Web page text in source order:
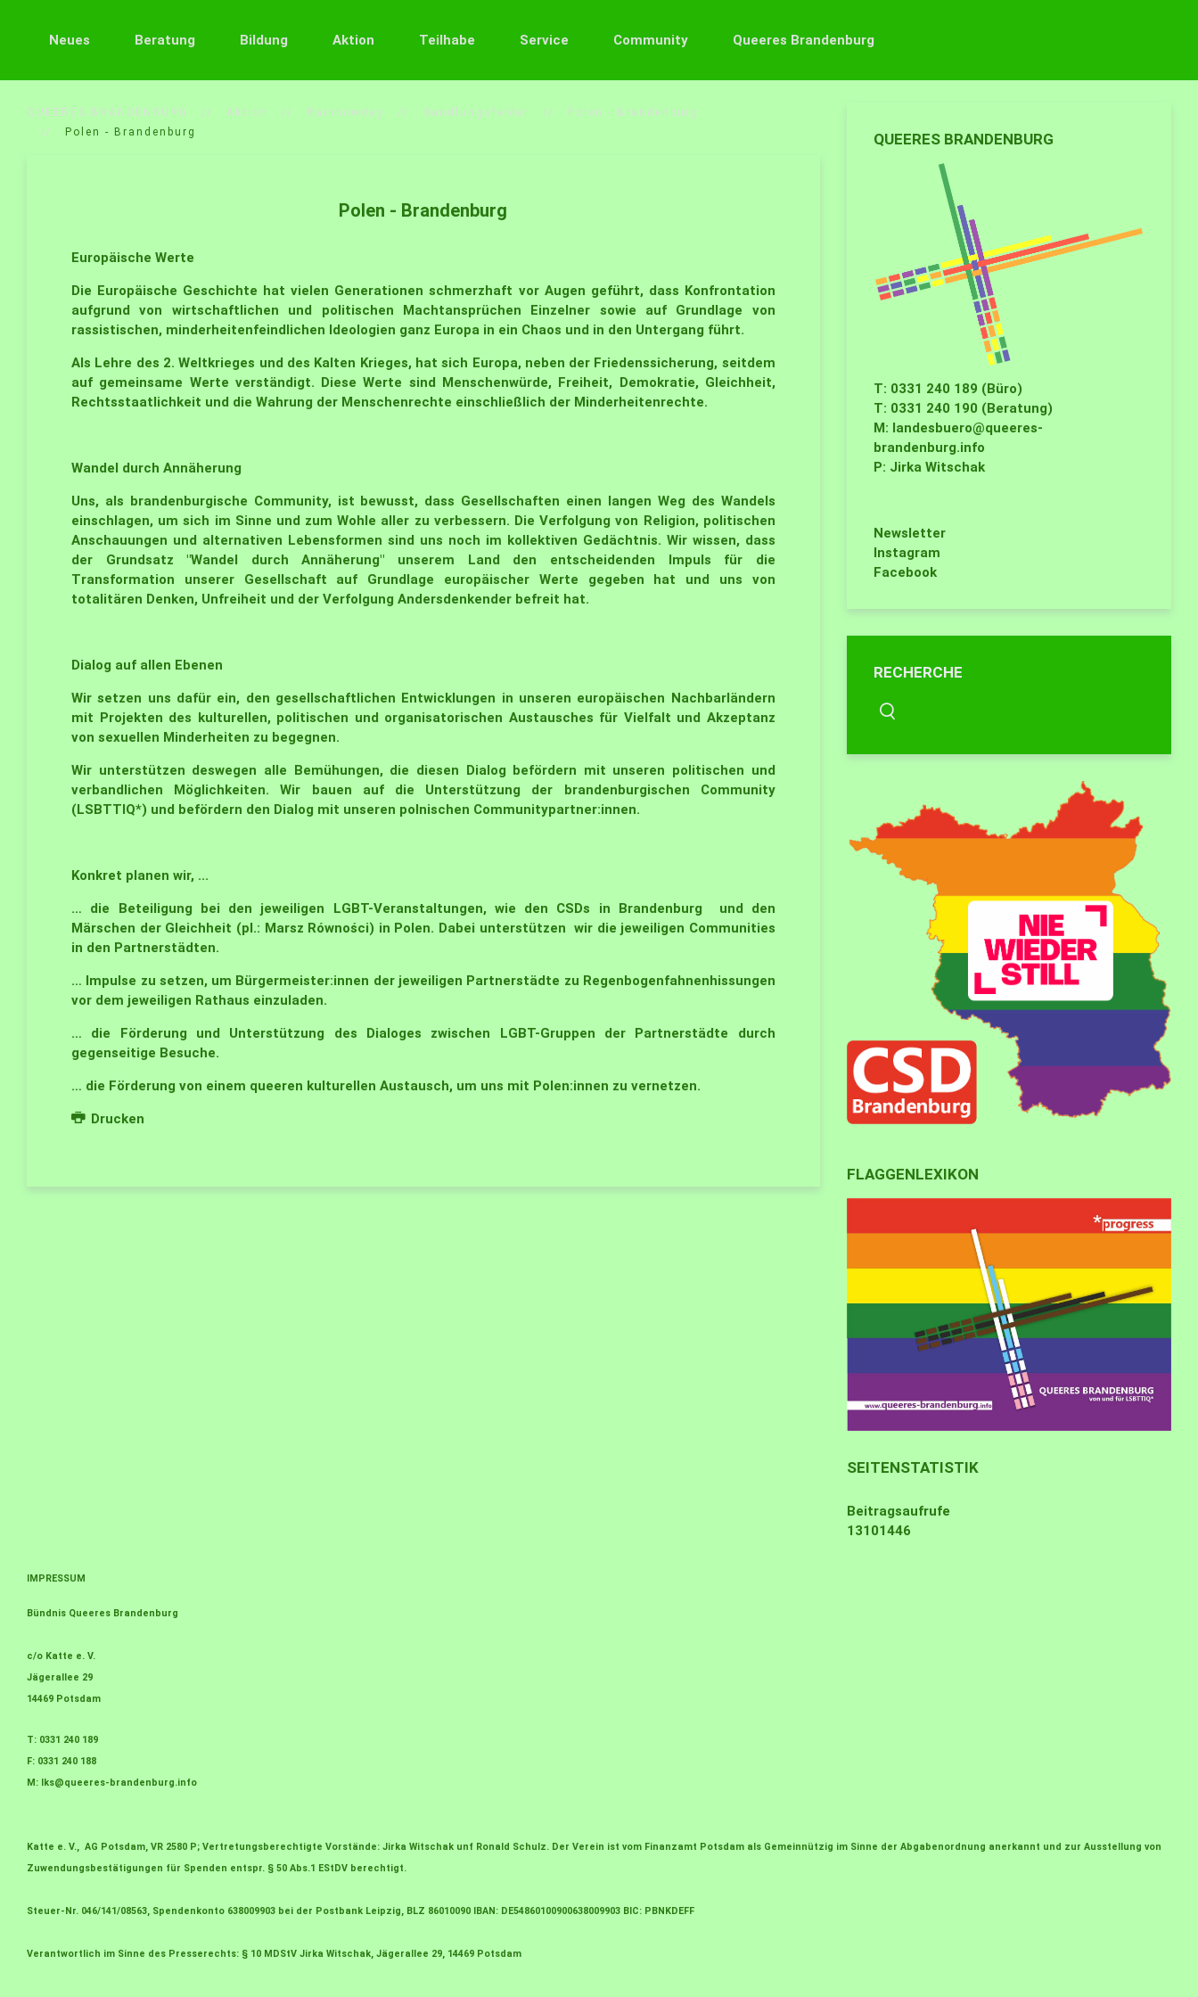
Neues Beratung Bildung Aktion Teilhabe Service Community Queeres Brandenburg
QUEERES BRANDENBURG Aktion Rainbowday Handlungsfelder
Polen - Brandenburg
Polen - Brandenburg
Polen - Brandenburg
Europäische Werte
Die Europäische Geschichte hat vielen Generationen schmerzhaft vor Augen geführt, dass Konfrontation
aufgrund von wirtschaftlichen und politischen Machtansprüchen Einzelner sowie auf Grundlage von
rassistischen, minderheitenfeindlichen Ideologien ganz Europa in ein Chaos und in den Untergang führt.
Als Lehre des 2. Weltkrieges und des Kalten Krieges, hat sich Europa, neben der Friedenssicherung, seitdem
auf gemeinsame Werte verständigt. Diese Werte sind Menschenwürde, Freiheit, Demokratie, Gleichheit,
Rechtsstaatlichkeit und die Wahrung der Menschenrechte einschließlich der Minderheitenrechte.
Wandel durch Annäherung
Uns, als brandenburgische Community, ist bewusst, dass Gesellschaften einen langen Weg des Wandels
einschlagen, um sich im Sinne und zum Wohle aller zu verbessern. Die Verfolgung von Religion, politischen
Anschauungen und alternativen Lebensformen sind uns noch im kollektiven Gedächtnis. Wir wissen, dass
der Grundsatz "Wandel durch Annäherung" unserem Land den entscheidenden Impuls für die
Transformation unserer Gesellschaft auf Grundlage europäischer Werte gegeben hat und uns von
totalitären Denken, Unfreiheit und der Verfolgung Andersdenkender befreit hat.
Dialog auf allen Ebenen
Wir setzen uns dafür ein, den gesellschaftlichen Entwicklungen in unseren europäischen Nachbarländern
mit Projekten des kulturellen, politischen und organisatorischen Austausches für Vielfalt und Akzeptanz
von sexuellen Minderheiten zu begegnen.
Wir unterstützen deswegen alle Bemühungen, die diesen Dialog befördern mit unseren politischen und
verbandlichen Möglichkeiten. Wir bauen auf die Unterstützung der brandenburgischen Community
(LSBTTIQ*) und befördern den Dialog mit unseren polnischen Communitypartner:innen.
Konkret planen wir, ...
… die Beteiligung bei den jeweiligen LGBT-Veranstaltungen, wie den CSDs in Brandenburg und den
Märschen der Gleichheit (pl.: Marsz Równości) in Polen. Dabei unterstützen wir die jeweiligen Communities
in den Partnerstädten.
… Impulse zu setzen, um Bürgermeister:innen der jeweiligen Partnerstädte zu Regenbogenfahnenhissungen
vor dem jeweiligen Rathaus einzuladen.
… die Förderung und Unterstützung des Dialoges zwischen LGBT-Gruppen der Partnerstädte durch
gegenseitige Besuche.
… die Förderung von einem queeren kulturellen Austausch, um uns mit Polen:innen zu vernetzen.
Drucken
QUEERES BRANDENBURG
T: 0331 240 189 (Büro)
T: 0331 240 190 (Beratung)
M: landesbuero@queeres-
brandenburg.info
P: Jirka Witschak
Newsletter
Instagram
Facebook
RECHERCHE
FLAGGENLEXIKON
SEITENSTATISTIK
Beitragsaufrufe
13101446
IMPRESSUM
Bündnis Queeres Brandenburg
c/o Katte e. V.
Jägerallee 29
14469 Potsdam
T: 0331 240 189
F: 0331 240 188
M: lks@queeres-brandenburg.info
Katte e. V., AG Potsdam, VR 2580 P; Vertretungsberechtigte Vorstände: Jirka Witschak unf Ronald Schulz. Der Verein ist vom Finanzamt Potsdam als Gemeinnützig im Sinne der Abgabenordnung anerkannt und zur Ausstellung von
Zuwendungsbestätigungen für Spenden entspr. § 50 Abs.1 EStDV berechtigt.
Steuer-Nr. 046/141/08563, Spendenkonto 638009903 bei der Postbank Leipzig, BLZ 86010090 IBAN: DE54860100900638009903 BIC: PBNKDEFF
Verantwortlich im Sinne des Presserechts: § 10 MDStV Jirka Witschak, Jägerallee 29, 14469 Potsdam